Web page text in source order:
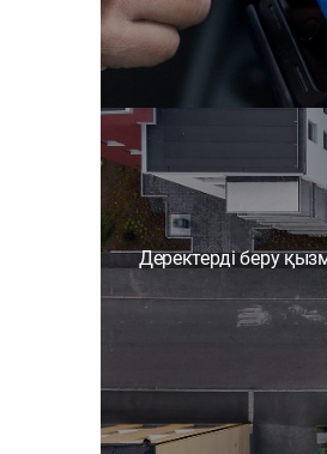
Деректерді беру